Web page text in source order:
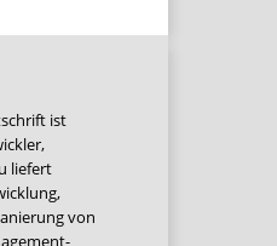
ist
liefert
von